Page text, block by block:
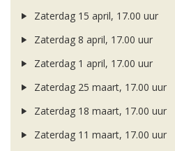
Zaterdag 15 april, 17.00 uur
Zaterdag 8 april, 17.00 uur
Zaterdag 1 april, 17.00 uur
Zaterdag 25 maart, 17.00 uur
Zaterdag 18 maart, 17.00 uur
Zaterdag 11 maart, 17.00 uur